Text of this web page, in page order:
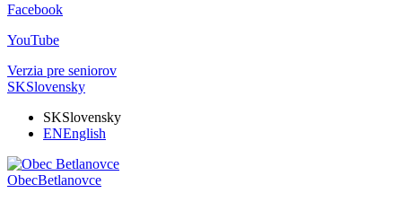
Facebook
YouTube
Verzia pre seniorov
SKSlovensky
SKSlovensky
ENEnglish
ObecBetlanovce